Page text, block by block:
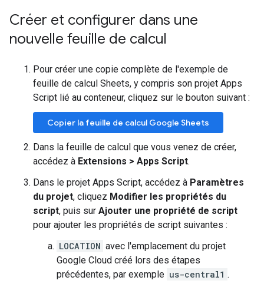
Créer et configurer dans une
nouvelle feuille de calcul
Pour créer une copie complète de l'exemple de
feuille de calcul Sheets, y compris son projet Apps
Script lié au conteneur, cliquez sur le bouton suivant :
Copier la feuille de calcul Google Sheets
Dans la feuille de calcul que vous venez de créer,
accédez à Extensions > Apps Script.
Dans le projet Apps Script, accédez à Paramètres
du projet, cliquez Modifier les propriétés du
script, puis sur Ajouter une propriété de script
pour ajouter les propriétés de script suivantes :
LOCATION avec l'emplacement du projet
Google Cloud créé lors des étapes
précédentes, par exemple us-central1 .